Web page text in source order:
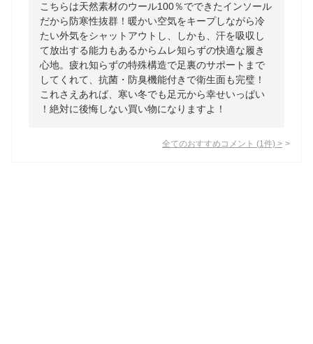
こちらは天然素材のウール100％でできたインソール
だから防寒性抜群！暖かい空気をキープしながら冷
たい外気をシャットアウトし、しかも、汗を吸収し
て放出する能力もあるからムレ知らずの快適な履き
心地。疲れ知らずの特殊構造で足裏のサポートまで
してくれて、抗菌・防臭機能付きで衛生面も完璧！
これさえあれば、寒い冬でも足元から幸せいっぱい
！絶対に後悔しない買い物になりますよ！
全てのおすすめコメント (1 件) >